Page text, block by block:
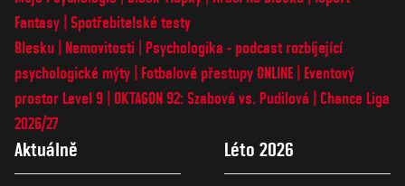
Fantasy Spotřebitelské testy
Blesku
Nemovitosti
Psychologika - podcast rozbíjející
psychologické mýty
Fotbalové přestupy ONLINE
Eventový
prostor Level 9 OKTAGON 92: Szabová vs. Pudilová
Chance Liga
2026/27
Aktuálně Léto 2026